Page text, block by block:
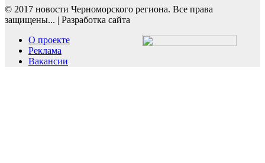
© 2017 новости Черноморского региона. Все права
защищены... | Разработка сайта
О проекте
Реклама
Вакансии